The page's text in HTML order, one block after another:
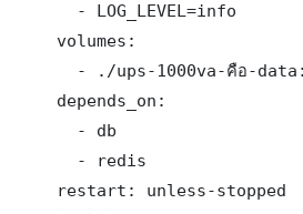
      - LOG_LEVEL=info
    volumes:
- ./ups-1000va-คือ-
    depends_on:
      - db
      - redis
    restart: unless-stopped